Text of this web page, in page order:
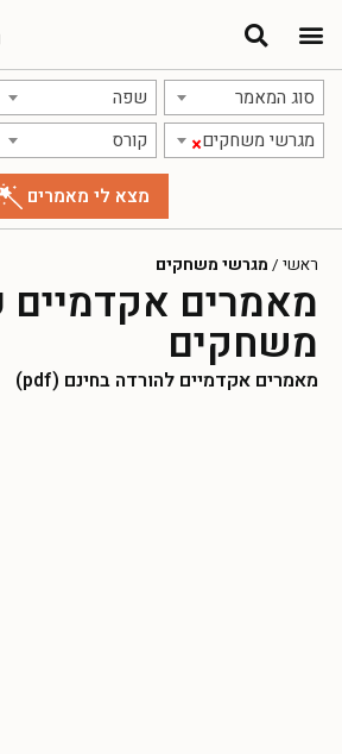
סוג המאמר שפה
×מגרשי משחקים קורס
ראשי / מגרשי משחקים
מאמרים אקדמיים
משחקים
מאמרים אקדמיים להורדה בחינם (pdf)